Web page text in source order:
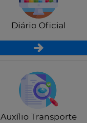
Diário Oficial
Auxílio Transporte